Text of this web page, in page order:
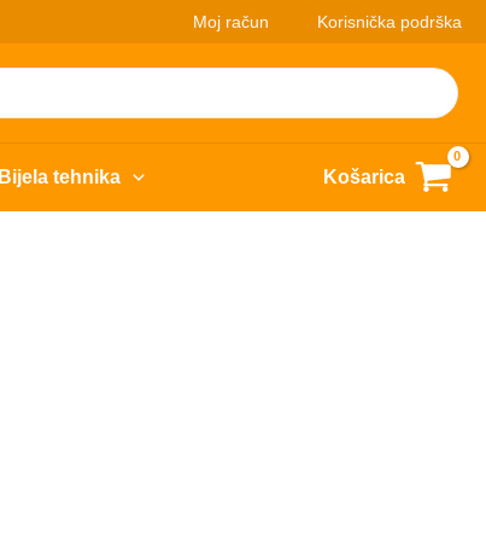
Moj račun Korisnička podrška
Bijela tehnika Košarica